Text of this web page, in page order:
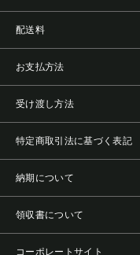
配送料
お支払方法
受け渡し方法
特定商取引法に基づく表記
納期について
領収書について
コーポレートサイト